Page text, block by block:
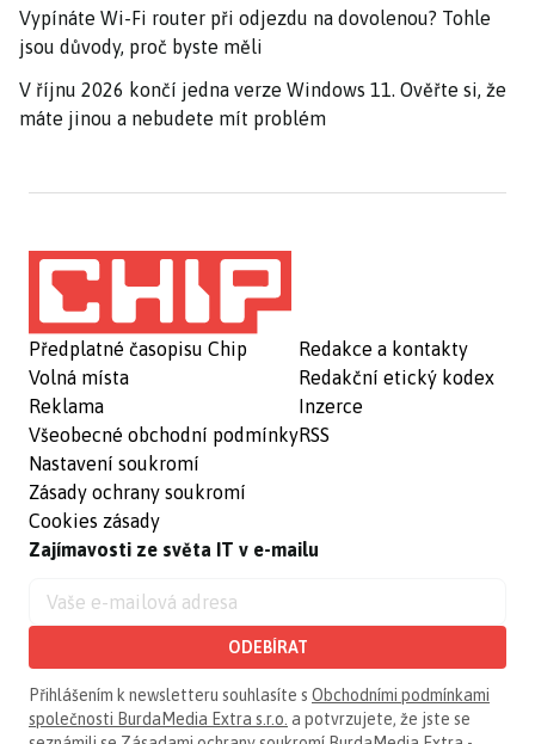
Vypínáte Wi-Fi router při odjezdu na dovolenou? Tohle
jsou důvody, proč byste měli
V říjnu 2026 končí jedna verze Windows 11. Ověřte si, že
máte jinou a nebudete mít problém
Předplatné časopisu Chip
Volná místa
Reklama
Všeobecné obchodní podmínky
Nastavení soukromí
Zásady ochrany soukromí
Cookies zásady
Redakce a kontakty
Redakční etický kodex
Inzerce
RSS
Zajímavosti ze světa IT v e-mailu
ODEBÍRAT
Přihlášením k newsletteru souhlasíte s Obchodními podmínkami
společnosti BurdaMedia Extra s.r.o. a potvrzujete, že jste se